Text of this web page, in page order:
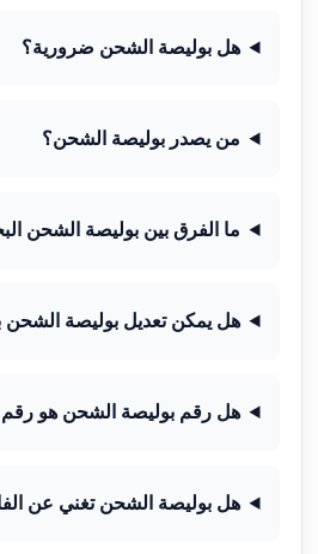
هل بوليصة الشحن ضرورية؟
من يصدر بوليصة الشحن؟
ما الفرق بين بوليصة الشحن
هل يمكن تعديل بوليصة الشحن
هل رقم بوليصة الشحن هو رقم
هل بوليصة الشحن تغني عن